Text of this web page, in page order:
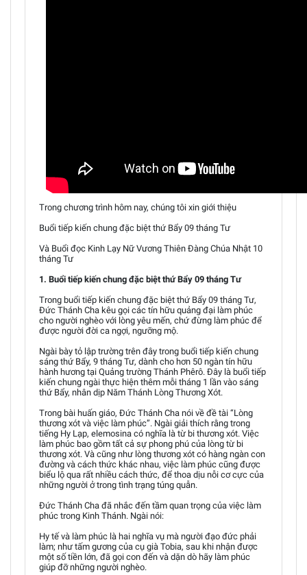
Trong chương trình hôm nay, chúng tôi xin giới thiệu
Buổi tiếp kiến chung đặc biệt thứ Bẩy 09 tháng Tư
Và Buổi đọc Kinh Lạy Nữ Vương Thiên Đàng Chúa Nhật 10
tháng Tư
1. Buổi tiếp kiến chung đặc biệt thứ Bẩy 09 tháng Tư
Trong buổi tiếp kiến chung đặc biệt thứ Bẩy 09 tháng Tư,
Đức Thánh Cha kêu gọi các tín hữu quảng đại làm phúc
cho người nghèo với lòng yêu mến, chứ đừng làm phúc để
được người đời ca ngợi, ngưỡng mộ.
Ngài bày tỏ lập trường trên đây trong buổi tiếp kiến chung
sáng thứ Bẩy, 9 tháng Tư, dành cho hơn 50 ngàn tín hữu
hành hương tại Quảng trường Thánh Phêrô. Đây là buổi tiếp
kiến chung ngài thực hiện thêm mỗi tháng 1 lần vào sáng
thứ Bẩy, nhân dịp Năm Thánh Lòng Thương Xót.
Trong bài huấn giáo, Đức Thánh Cha nói về đề tài “Lòng
thương xót và việc làm phúc”. Ngài giải thích rằng trong
tiếng Hy Lạp, elemosina có nghĩa là từ bi thương xót. Việc
làm phúc bao gồm tất cả sự phong phú của lòng từ bi
thương xót. Và cũng như lòng thương xót có hàng ngàn con
đường và cách thức khác nhau, việc làm phúc cũng được
biểu lộ qua rất nhiều cách thức, để thoa dịu nỗi cơ cực của
những người ở trong tình trạng túng quẫn.
Đức Thánh Cha đã nhắc đến tầm quan trọng của việc làm
phúc trong Kinh Thánh. Ngài nói:
Hy tế và làm phúc là hai nghĩa vụ mà người đạo đức phải
làm; như tấm gương của cụ già Tobia, sau khi nhận được
một số tiền lớn, đã gọi con đến và dặn dò hãy làm phúc
giúp đỡ những người nghèo.